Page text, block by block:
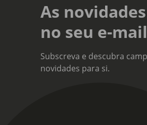
As
no seu e-
Subscreva e descubra
novidades para si.